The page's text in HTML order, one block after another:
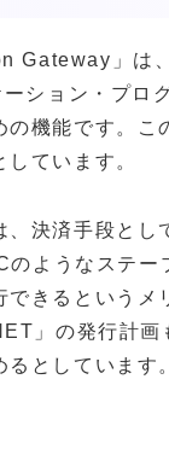
Gateway」は
ション・プロ
の機能です。
ています。
、決済手段とし
ようなステー
できるというメ
」の発行計
るとしています。